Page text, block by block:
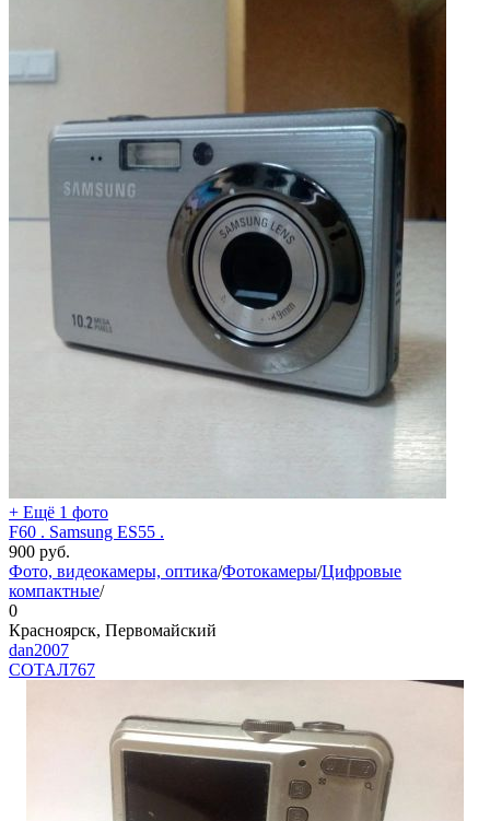
+ Ещё 1 фото
F60 . Samsung ES55 .
900 руб.
Фото, видеокамеры, оптика/Фотокамеры/Цифровые
компактные/
0
Красноярск, Первомайский
dan2007
СОТАЛ767